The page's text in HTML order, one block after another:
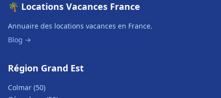
🌴 Locations Vacances France
Annuaire des locations vacances en France.
Blog →
Région Grand Est
Colmar (50)